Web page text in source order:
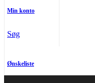
Min konto
Søg
Ønskeliste